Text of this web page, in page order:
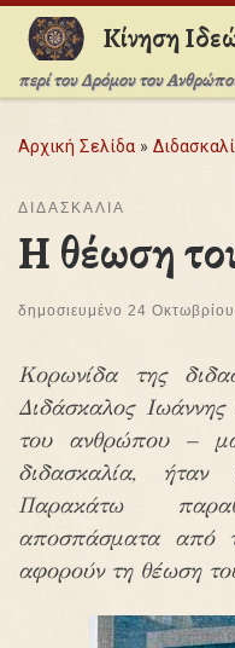
Μετάβαση στοΚίνηση
περί του Δρόμου του
Αρχική Σελίδα »
ΔΙΔΑΣΚΑΛΊΑ
Η θέωση
δημοσιευμένο 24
Κορωνίδα της
Διδάσκαλος
του ανθρώπου –
διδασκαλία,
Παρακάτω
αποσπάσματα από
αφορούν τη θέωση